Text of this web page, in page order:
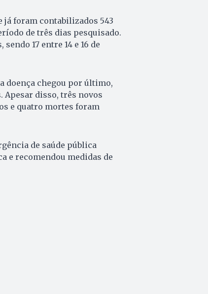
já foram contabilizados 543
de três dias pesquisado.
17 entre 14 e 16 de
doença chegou por último,
disso, três novos
e quatro mortes foram
de saúde pública
e recomendou medidas de